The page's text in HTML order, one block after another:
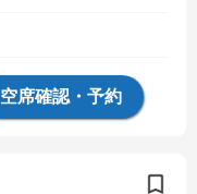
空席確認・予約